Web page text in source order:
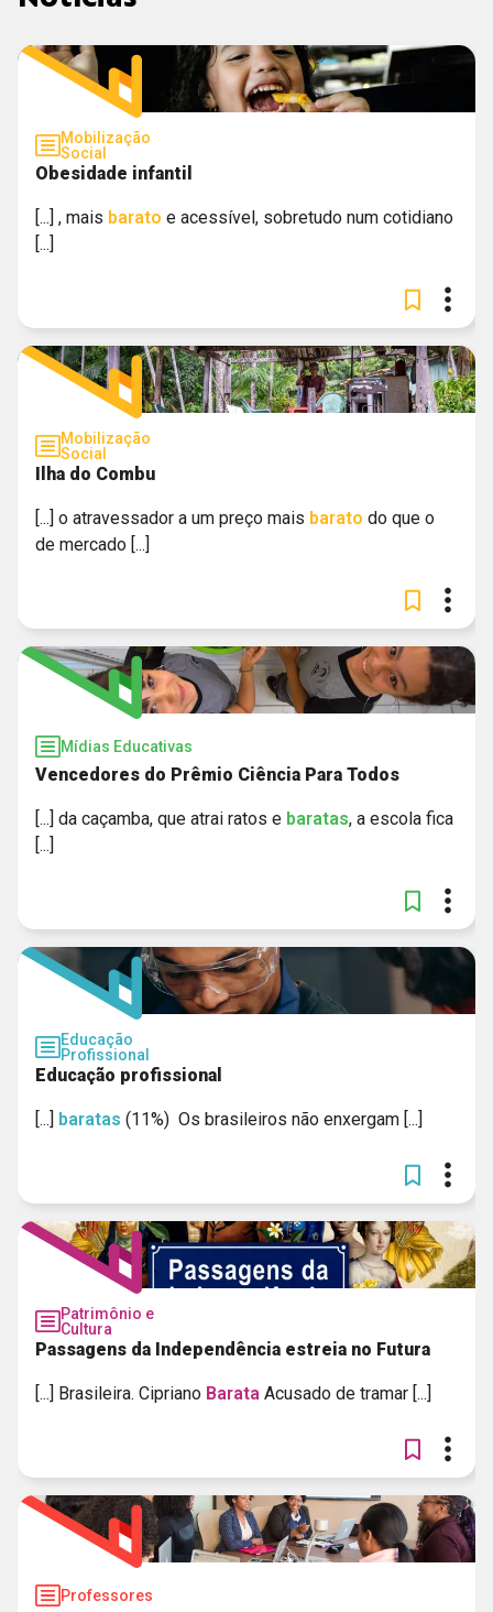
Mobilização
Social
Obesidade infantil
[...] , mais barato e acessível, sobretudo num cotidiano
[...]
Mobilização
Social
Ilha do Combu
[...] o atravessador a um preço mais barato do que o
de mercado [...]
Mídias Educativas
Vencedores do Prêmio Ciência Para Todos
[...] da caçamba, que atrai ratos e baratas, a escola fica
[...]
Educação
Profissional
Educação profissional
[...] baratas (11%) Os brasileiros não enxergam [...]
Patrimônio e
Cultura
Passagens da Independência estreia no Futura
[...] Brasileira. Cipriano Barata Acusado de tramar [...]
Professores